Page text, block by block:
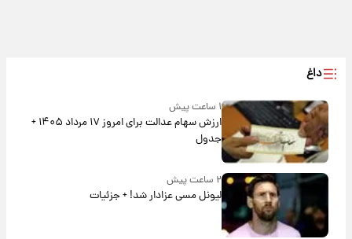
داغ
۱ ساعت پیش
ارزش سهام عدالت برای امروز ۱۷ مرداد ۱۴۰۵ +
جدول
۲ ساعت پیش
لیونل مسی عزادار شد! + جزئیات